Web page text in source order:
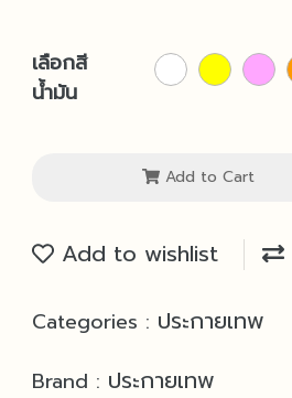
เลือกสี
น้ำมัน
Add to Cart
Add to wishlist
Categories : ประกายเทพ
Brand : ประกายเทพ